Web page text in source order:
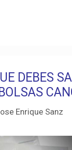
DEBES
Enrique Sanz